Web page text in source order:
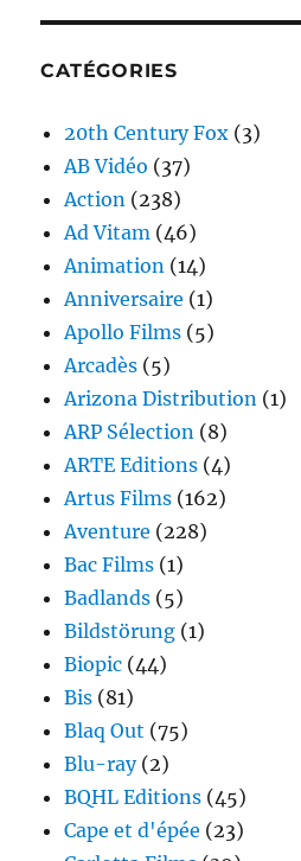
CATÉGORIES
20th Century Fox (3)
AB Vidéo (37)
Action (238)
Ad Vitam (46)
Animation (14)
Anniversaire (1)
Apollo Films (5)
Arcadès (5)
Arizona Distribution (1)
ARP Sélection (8)
ARTE Editions (4)
Artus Films (162)
Aventure (228)
Bac Films (1)
Badlands (5)
Bildstörung (1)
Biopic (44)
Bis (81)
Blaq Out (75)
Blu-ray(2)
BQHL Editions (45)
Cape et d'épée (23)